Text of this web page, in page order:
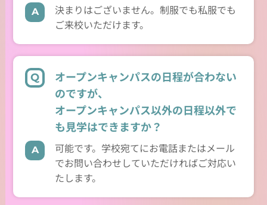
決まりはございません。制服でも私服でも
ご来校いただけます。
オープンキャンパスの日程が合わない
のですが、
オープンキャンパス以外の日程以外で
も見学はできますか？
可能です。学校宛てにお電話またはメール
でお問い合わせしていただければご対応い
たします。